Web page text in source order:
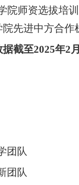
院师资选拔培
先进中方合作
据截至2025年2
团队
团队